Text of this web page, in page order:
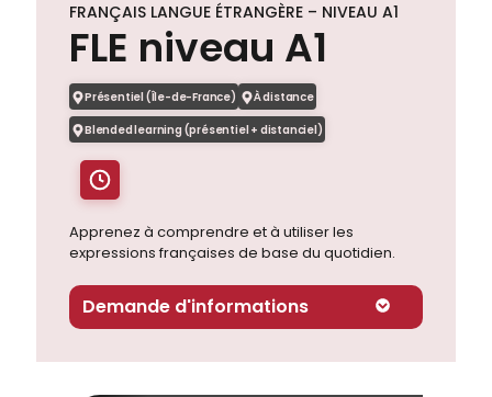
FRANÇAIS LANGUE ÉTRANGÈRE – NIVEAU A1
FLE niveau A1
Présentiel (Île-de-France)
À distance
Blended learning (présentiel + distanciel)
Apprenez à comprendre et à utiliser les
expressions françaises de base du quotidien.
Demande d'informations